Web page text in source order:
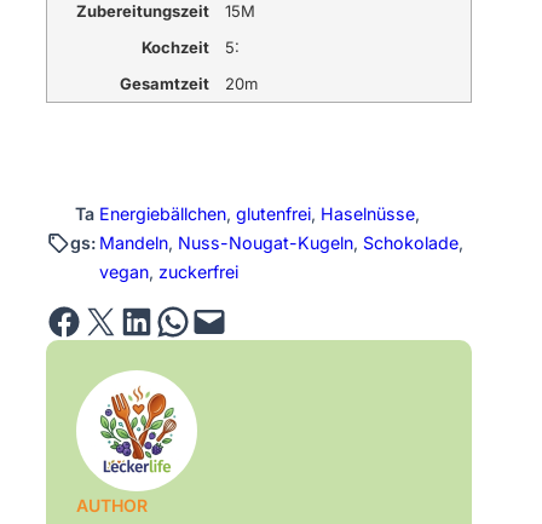
Zubereitungszeit
15M
Kochzeit
5:
Gesamtzeit
20m
Ta
gs:
Energiebällchen, glutenfrei, Haselnüsse
Mandeln, Nuss-Nougat-Kugeln, Schokolade
vegan, zuckerfrei
Share on Facebook Email this Page Share on LinkedIn Share on WhatsApp Email this Page
AUTHOR